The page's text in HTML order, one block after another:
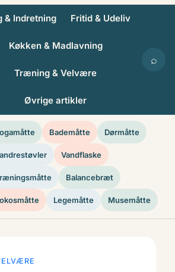
& Indretning Fritid & Udeliv
Køkken & Madlavning
Træning & Velvære
Øvrige artikler
⌕
Bademåtte Dørmåtte
Vandflaske
Balancebræt
Legemåtte Musemåtte